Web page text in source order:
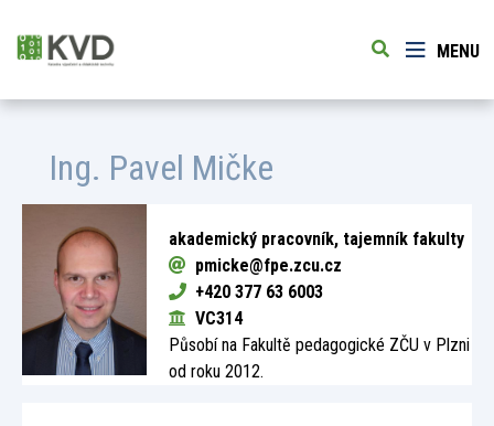
MENU
Ing. Pavel Mičke
akademický pracovník, tajemník fakulty
pmicke@fpe.zcu.cz
+420 377 63 6003
VC314
Působí na Fakultě pedagogické ZČU v Plzni
od roku 2012.